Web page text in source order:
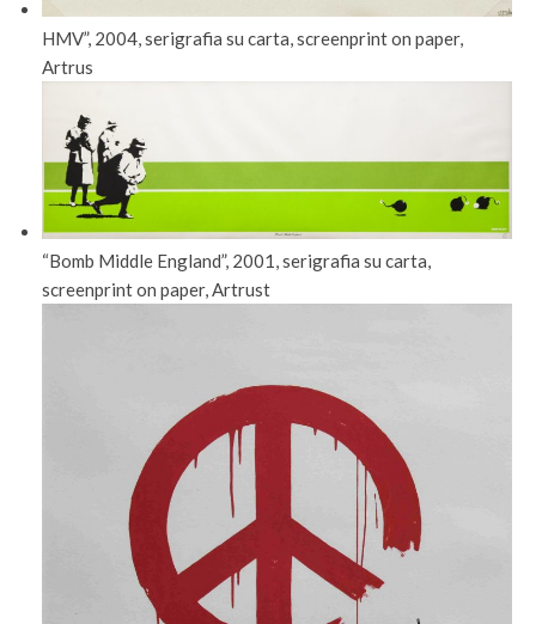
HMV”, 2004, serigrafia su carta, screenprint on paper,
Artrus
“Bomb Middle England”, 2001, serigrafia su carta,
screenprint on paper, Artrust